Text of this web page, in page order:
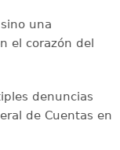
una
el corazón del
denuncias
de Cuentas en